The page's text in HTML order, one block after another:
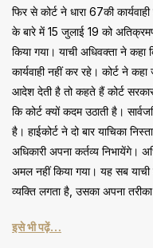
फिर से कोर्ट ने धारा 67की
के बारे में 15 जुलाई 19 को
किया गया। याची अधिवक्ता ने
कार्यवाही नहीं कर रहे। कोर्ट ने
आदेश देती है तो कहते हैं कोर्ट
कि कोर्ट क्यों कदम उठाती है।
है। हाईकोर्ट ने दो बार याचिका
अधिकारी अपना कर्तव्य निभायेंगे।
अमल नहीं किया गया। यह सब
व्यक्ति लगता है, उसका अपना
इसे भी पढ़ें…